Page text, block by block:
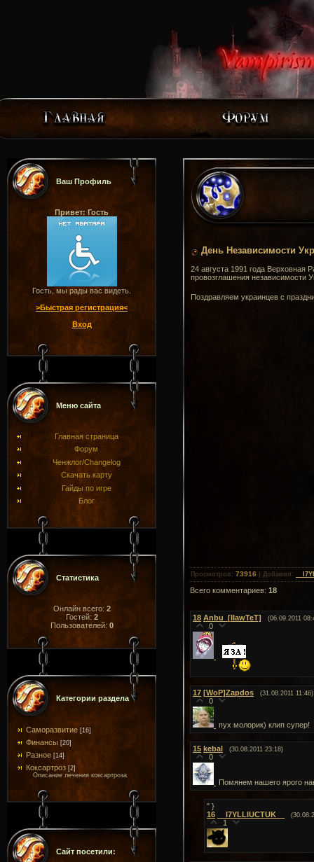
Ваш Профиль
Привет: Гость
Гость, мы рады вас видеть.
>Быстрая регистрация<
Вход
Меню сайта
Главная страница
Форум
Ченжлог/Changelog
Скачать карту
Гайды по игре
Блог
Статистика
Онлайн всего: 2
Гостей: 2
Пользователей: 0
Категории раздела
Саморазвитие [16]
Финансы [20]
Разное [14]
Коксартроз [2]
Описание лечения коксартроза
Сайт посетили:
День Независимости
24 августа 1991 года Верховная
провозглашения независимости
Поздравляем украинцев с
Просмотров : 73916 Добавил :
Всего комментариев: 18
18 Anbu_[IIawTeT] (06.09.2011
0
17 [WoP]Zapdos (31.08.2011 11:46)
0
пух молорик) клип супер!
15 kebal (30.08.2011 23:18)
0
Помянем нашего ярого
" }
16
__I7YLLIUCTUK__
1